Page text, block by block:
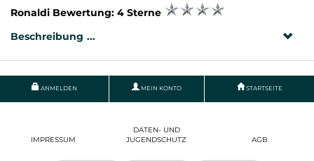
Ronaldi Bewertung: 4 Sterne
Beschreibung
ANMELDEN MEIN KONTO STARTSEITE
IMPRESSUM
DATEN- UND
JUGENDSCHUTZ
AGB